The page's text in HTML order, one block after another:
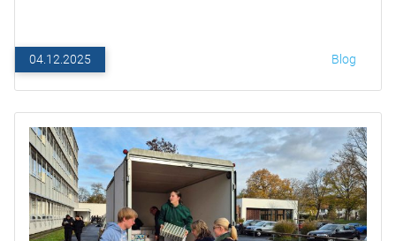
04.12.2025 Blog